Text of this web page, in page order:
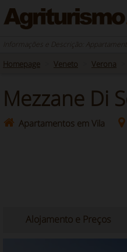
Informações e Descrição:
Homepage Veneto Verona
Mezzane Di
Apartamentos em Vila
Alojamento e Preços